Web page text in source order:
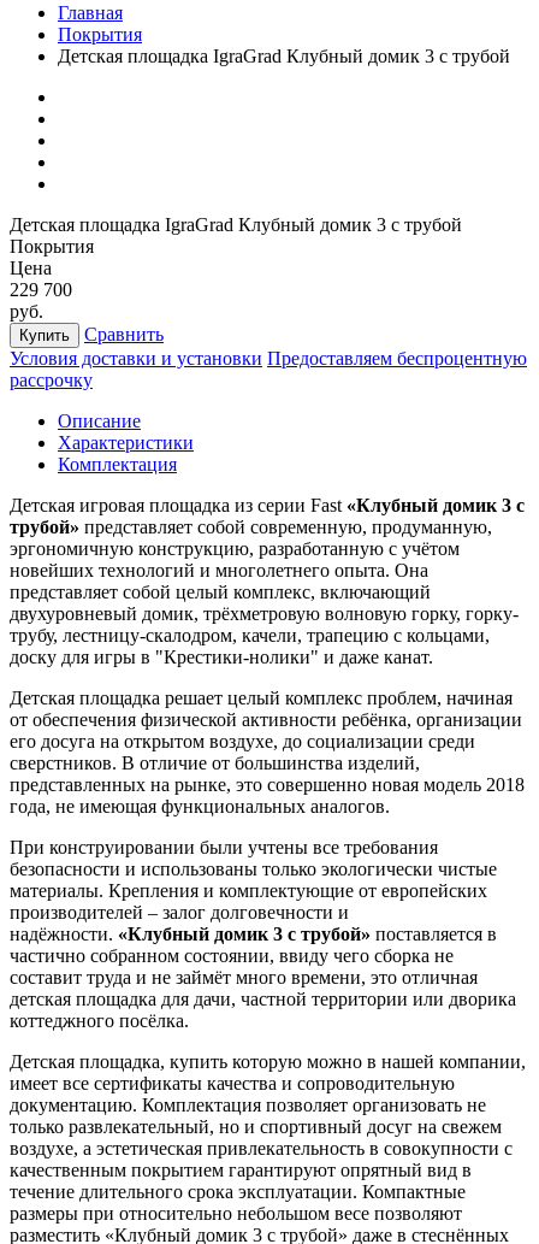
Главная
Покрытия
Детская площадка IgraGrad Клубный домик 3 с трубой
Детская площадка IgraGrad Клубный домик 3 с трубой
Покрытия
Цена
229 700
руб.
Купить
Сравнить
Условия доставки и установки Предоставляем беспроцентную
рассрочку
Описание
Характеристики
Комплектация
Детская игровая площадка из серии Fast «Клубный домик 3 с
трубой» представляет собой современную, продуманную,
эргономичную конструкцию, разработанную с учётом
новейших технологий и многолетнего опыта. Она
представляет собой целый комплекс, включающий
двухуровневый домик, трёхметровую волновую горку, горку-
трубу, лестницу-скалодром, качели, трапецию с кольцами,
доску для игры в "Крестики-нолики" и даже канат.
Детская площадка решает целый комплекс проблем, начиная
от обеспечения физической активности ребёнка, организации
его досуга на открытом воздухе, до социализации среди
сверстников. В отличие от большинства изделий,
представленных на рынке, это совершенно новая модель 2018
года, не имеющая функциональных аналогов.
При конструировании были учтены все требования
безопасности и использованы только экологически чистые
материалы. Крепления и комплектующие от европейских
производителей – залог долговечности и
надёжности. «Клубный домик 3 с трубой» поставляется в
частично собранном состоянии, ввиду чего сборка не
составит труда и не займёт много времени, это отличная
детская площадка для дачи, частной территории или дворика
коттеджного посёлка.
Детская площадка, купить которую можно в нашей компании,
имеет все сертификаты качества и сопроводительную
документацию. Комплектация позволяет организовать не
только развлекательный, но и спортивный досуг на свежем
воздухе, а эстетическая привлекательность в совокупности с
качественным покрытием гарантируют опрятный вид в
течение длительного срока эксплуатации. Компактные
размеры при относительно небольшом весе позволяют
разместить «Клубный домик 3 с трубой» даже в стеснённых